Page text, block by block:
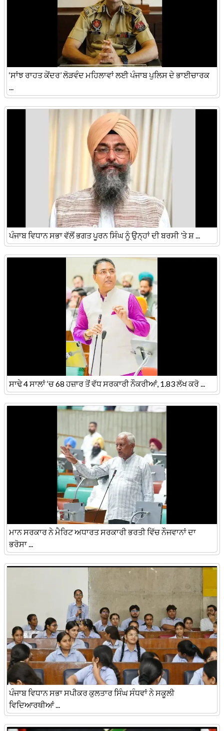
‘ਸਾਂਝ ਰਾਹਤ ਕੇਂਦਰ’ ਲੋੜਵੰਦ ਮਹਿਲਾਵਾਂ ਲਈ ਪੰਜਾਬ ਪੁਲਿਸ ਦੇ ਭਾਈਚਾਰਕ
ਪੰਜਾਬ ਵਿਧਾਨ ਸਭਾ ਵੱਲੋਂ ਭਗਤ ਪੂਰਨ ਸਿੰਘ ਨੂੰ ਉਨ੍ਹਾਂ ਦੀ ਬਰਸੀ ’ਤੇ ਸ਼ ...
ਸਾਢੇ 4 ਸਾਲਾਂ ‘ਚ 68 ਹਜ਼ਾਰ ਤੋਂ ਵੱਧ ਸਰਕਾਰੀ ਨੌਕਰੀਆਂ, 1.83 ਲੱਖ ਕਰੋ ...
ਮਾਨ ਸਰਕਾਰ ਨੇ ਮੈਰਿਟ ਅਧਾਰਤ ਸਰਕਾਰੀ ਭਰਤੀ ਵਿੱਚ ਨੌਜਵਾਨਾਂ ਦਾ
ਭਰੋਸਾ ...
ਪੰਜਾਬ ਵਿਧਾਨ ਸਭਾ ਸਪੀਕਰ ਕੁਲਤਾਰ ਸਿੰਘ ਸੰਧਵਾਂ ਨੇ ਸਕੂਲੀ
ਵਿਦਿਆਰਥੀਆਂ ...